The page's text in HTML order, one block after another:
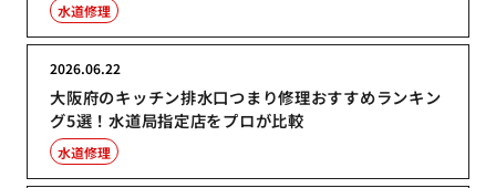
水道修理
大阪府のキッチン排水口つまり修理おすすめランキン
グ5選！水道局指定店をプロが比較
2026.06.22
水道修理